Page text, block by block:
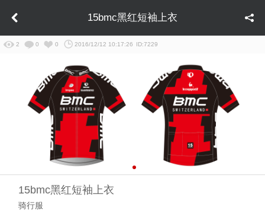
15bmc黑红短袖上衣
2 0 0 2016/12/12 10:17:26 ID:7229
15bmc黑红短袖上衣
骑行服